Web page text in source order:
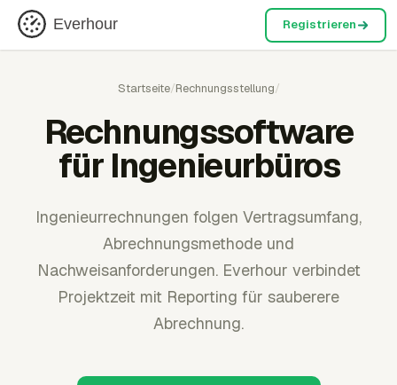
Everhour Registrieren
Startseite/Rechnungsstellung/
Rechnungssoftware
für Ingenieurbüros
Ingenieurrechnungen folgen Vertragsumfang,
Abrechnungsmethode und
Nachweisanforderungen. Everhour verbindet
Projektzeit mit Reporting für sauberere
Abrechnung.